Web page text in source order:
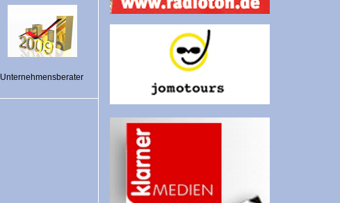
Unternehmensberater